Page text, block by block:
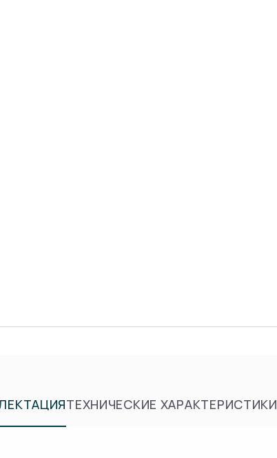
ТЕХНИЧЕСКИЕ ХАРАКТЕРИСТИКИ